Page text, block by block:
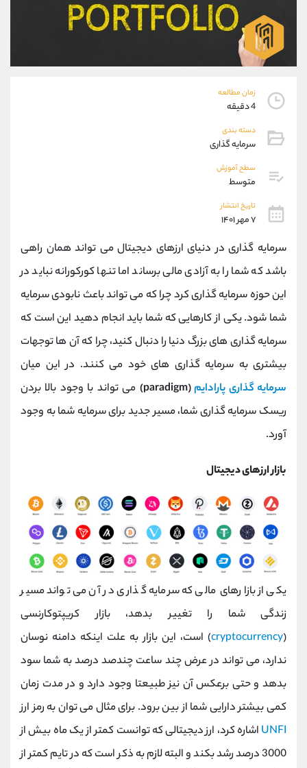
زمان مطالعه
4 دقیقه
دسته بندی
سرمایه گذاری
سطح آموزش
متوسط
تاریخ انتشار
۷ مهر ۱۴۰۱
سرمایه گذاری در دنیای ارزهای دیجیتال می تواند همان راهی
باشد که شما را به آزادی مالی برساند اما تنها کورکورانه نباید در
این حوزه سرمایه گذاری کرد چرا که می تواند باعث نابودی سرمایه
شما شود. یکی از کارهایی که شما باید انجام دهید این است که
سرمایه گذاری های بزرگ دنیا را دنبال کنید، چرا که آن ها توجهات
بیشتری به سرمایه گذاری های خود می کنند. در این میان
سرمایه گذاری پارادایم(paradigm)
می تواند با وجود بالا بردن
ریسک سرمایه گذاری شما، مسیر جدید برای سرمایه شما به وجود
آورد.
بازار ارزهای دیجیتال
یکی از بازارهای مالی که سرمایه گذاری در آن می تواند مسیر
زندگی شما را تغییر بدهد، بازار کریپتوکارنسی
(
cryptocurrency) است، این بازار به علت اینکه دامنه نوسان
ندارد، می تواند در عرض چند ساعت چندصد درصد به شما سود
بدهد و حتی برعکس آن نیز طبیعتا وجود دارد و در مدت زمان
کمی بیشتر دارایی شما از بین برود. برای مثال می توان به رمز ارز
UNFI اشاره کرد، ارز دیجیتالی که توانست کمتر از یک ماه بیش از
3000 درصد رشد بکند و البته لازم به ذکر است که در تایم کمتر از
09194198792
واتساپ شروع گفتگو
تلگرام
داخلی
پشتیبان فروش
واتساپ
تلگرام
اطلاعات تماس (دفتر فروش)
تلفن
021-22021040
اینستاگرام @alireza.mehrabii
کانال تلگرام @alirezamehrabi_com
کانال بله @alirezamehrabi_official